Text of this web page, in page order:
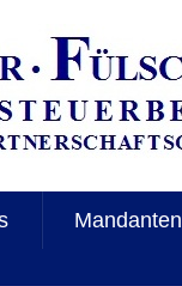
Mandanten